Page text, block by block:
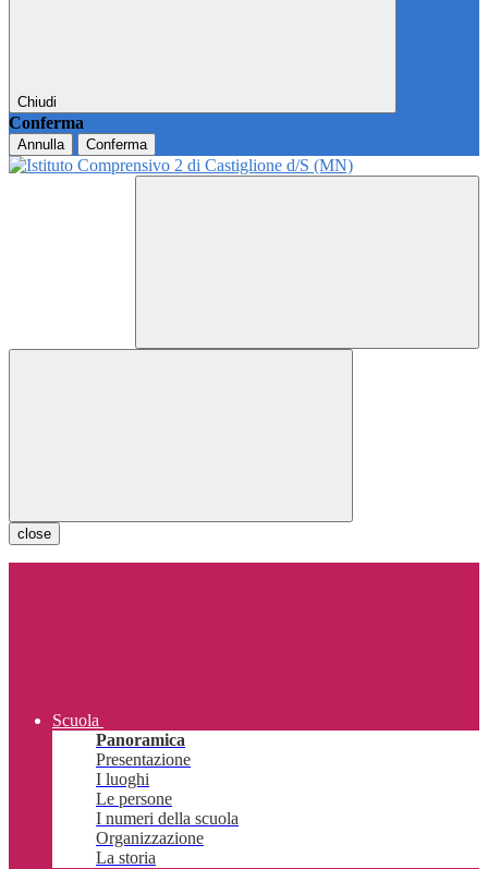
Chiudi
Conferma
Annulla Conferma
close
Scuola
Panoramica
Presentazione
I luoghi
Le persone
I numeri della scuola
Organizzazione
La storia